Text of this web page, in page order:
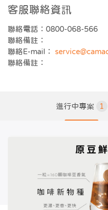
客服聯絡資訊
聯絡電話：0800-068-566
聯絡備註：
聯絡E-mail：
聯絡備註：
進行中專案 1